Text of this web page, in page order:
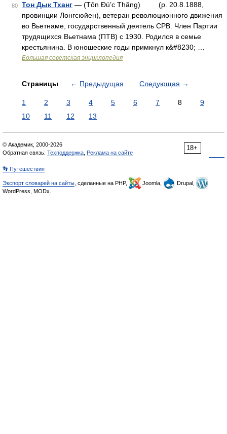
80 Тон Дык Тханг — (Тôn Đú’c Thăng) (р. 20.8.1888,
провинции Лонгсюйен), ветеран революционного движения
во Вьетнаме, государственный деятель СРВ. Член Партии
трудящихся Вьетнама (ПТВ) с 1930. Родился в семье
крестьянина. В юношеские годы примкнул к&#8230; …
Большая советская энциклопедия
Страницы ← Предыдущая Следующая →
1 2 3 4 5 6 7 8
9
10
11 12 13
18+
© Академик, 2000-2026
Обратная связь: Техподдержка Реклама на сайте
👣 Путешествия
Экспорт словарей на сайты , сделанные на PHP, Joomla,
Drupal,
WordPress, MODx.